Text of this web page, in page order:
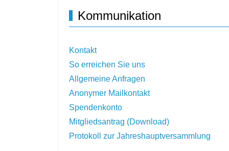
Kommunikation
Kontakt
So erreichen Sie uns
Allgemeine Anfragen
Anonymer Mailkontakt
Spendenkonto
Mitgliedsantrag (Download)
Protokoll zur Jahreshauptversammlung